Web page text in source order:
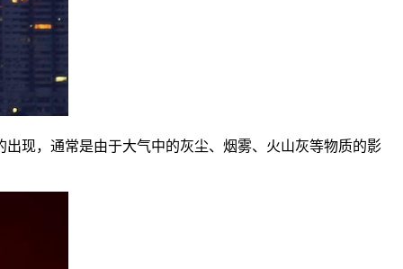
现，通常是由于大气中的灰尘、烟雾、火山灰等物质的影